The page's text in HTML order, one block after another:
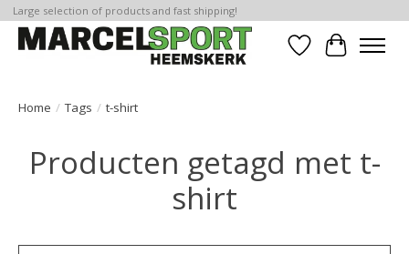
Large selection of products and fast shipping!
Verlanglijst
Home / Tags / t-shirt
Producten getagd met t-
shirt